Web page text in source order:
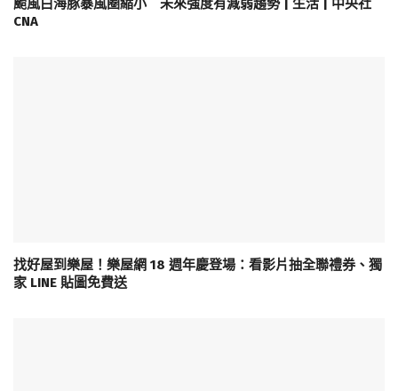
颱風白海豚暴風圈縮小 未來強度有減弱趨勢 | 生活 | 中央社
CNA
找好屋到樂屋！樂屋網 18 週年慶登場：看影片抽全聯禮券、獨
家 LINE 貼圖免費送